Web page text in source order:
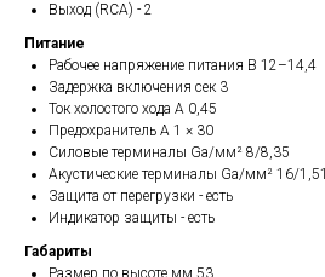
Выход (RCA) - 2
Питание
Рабочее напряжение питания В 12–14,4
Задержка включения сек 3
Ток холостого хода А 0,45
Предохранитель А 1 × 30
Силовые терминалы Ga/мм² 8/8,35
Акустические терминалы Ga/мм² 16/1,51
Защита от перегрузки - есть
Индикатор защиты - есть
Габариты